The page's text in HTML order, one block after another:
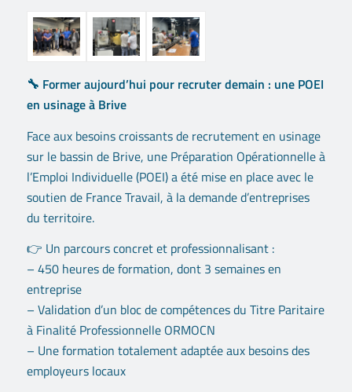
🔧 Former aujourd’hui pour recruter demain : une POEI
en usinage à Brive
Face aux besoins croissants de recrutement en usinage
sur le bassin de Brive, une Préparation Opérationnelle à
l’Emploi Individuelle (POEI) a été mise en place avec le
soutien de France Travail, à la demande d’entreprises
du territoire.
👉 Un parcours concret et professionnalisant :
– 450 heures de formation, dont 3 semaines en
entreprise
– Validation d’un bloc de compétences du Titre Paritaire
à Finalité Professionnelle ORMOCN
– Une formation totalement adaptée aux besoins des
employeurs locaux